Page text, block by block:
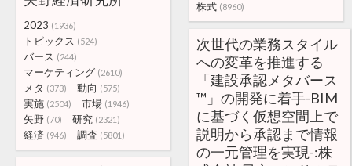
株式 (8960)
2023 (1936)
トピックス (524)
バース (244)
マーケティング (2610)
メタ (373) 動向 (575)
実施 (2504) 市場 (1946)
矢野 (70) 研究 (2321)
経済 (946) 調査 (5801)
次世代の業務スタイル
への変革を推進する
「建設承認メタバース
™」の開発に着手-BIM
に基づく仮想空間上で
説明から承認まで情報
の一元管理を実現-:株